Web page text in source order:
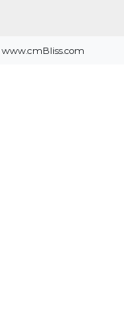
www.cmBliss.com